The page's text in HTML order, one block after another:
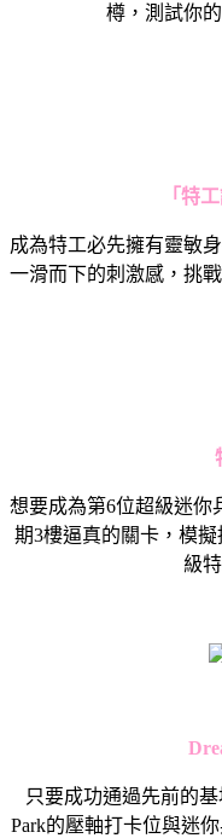
樽，測試你
「特
成為特工必先擁有靈敏
一滑而下的刺激感，挑
想要成為第6位超級迷你
期3樓逼真的關卡，模
級
只要成功通過先前的
Park的壓軸打卡位與迷